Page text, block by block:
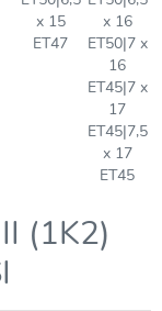
x 15
ET47
x 16
ET50|7 x
16
ET45|7 x
17
ET45|7,5
x 17
ET45
(1K2)